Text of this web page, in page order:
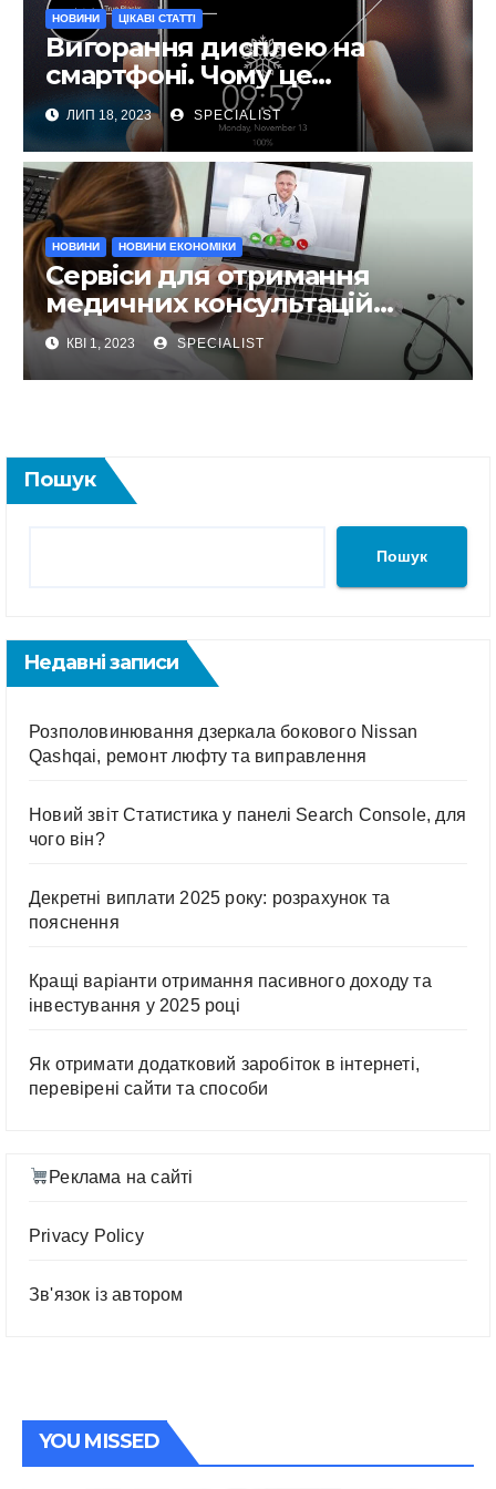
НОВИНИ ЦІКАВІ СТАТТІ
Вигорання дисплею на
смартфоні. Чому це
відбувається та як запобігти?
ЛИП 18, 2023 SPECIALIST
НОВИНИ НОВИНИ ЕКОНОМІКИ
Сервіси для отримання
медичних консультацій
онлайн не виходячи із дому
КВІ 1, 2023 SPECIALIST
Пошук
Пошук
Недавні записи
Розполовинювання дзеркала бокового Nissan
Qashqai, ремонт люфту та виправлення
Новий звіт Статистика у панелі Search Console, для
чого він?
Декретні виплати 2025 року: розрахунок та
пояснення
Кращі варіанти отримання пасивного доходу та
інвестування у 2025 році
Як отримати додатковий заробіток в інтернеті,
перевірені сайти та способи
Реклама на сайті
Privacy Policy
Зв'язок із автором
YOU MISSED